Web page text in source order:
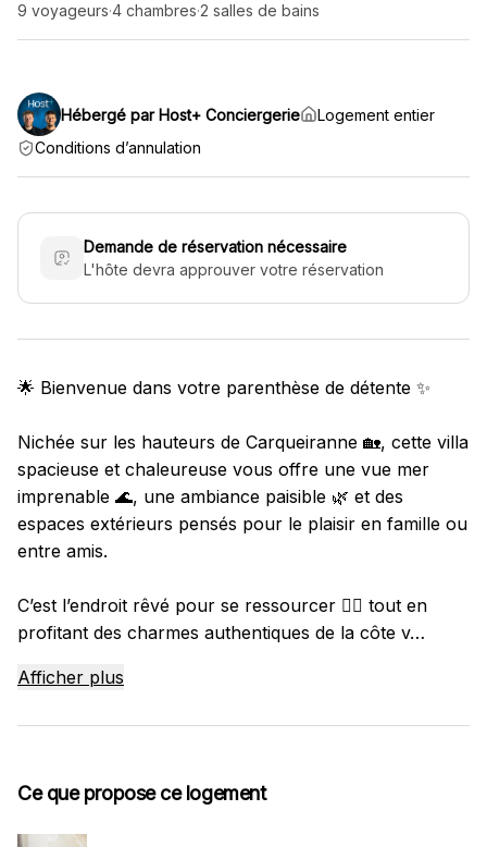
9 voyageurs·4 chambres·2 salles de bains
Hébergé par Host+ Conciergerie
Logement entier
Conditions d’annulation
Demande de réservation nécessaire
L'hôte devra approuver votre réservation
🌟 Bienvenue dans votre parenthèse de détente ✨
Nichée sur les hauteurs de Carqueiranne 🏡, cette villa
spacieuse et chaleureuse vous offre une vue mer
imprenable 🌊, une ambiance paisible 🌿 et des
espaces extérieurs pensés pour le plaisir en famille ou
entre amis.
C’est l’endroit rêvé pour se ressourcer 💆‍♀️ tout en
profitant des charmes authentiques de la côte v…
Afficher plus
Ce que propose ce logement